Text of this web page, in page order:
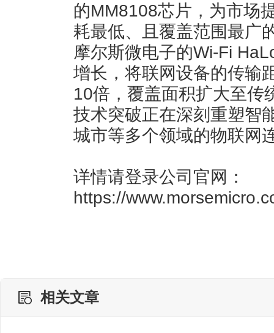
的MM8108芯片，为市场
耗最低、且覆盖范围最广
摩尔斯微电子的Wi-Fi
增长，将联网设备的传输
10倍，覆盖面积扩大至传
技术突破正在深刻重塑智
城市等多个领域的物联网
详情请登录公司官网：
https://
相关文章